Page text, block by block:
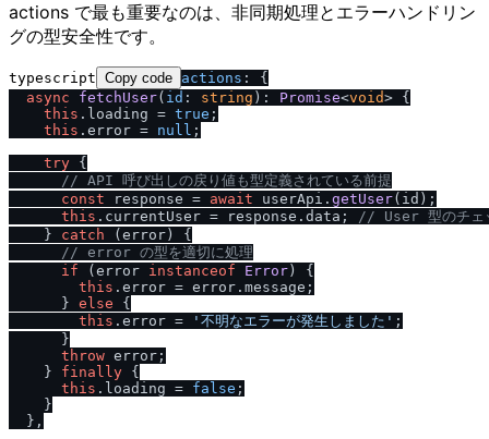
actions で最も重要なのは、非同期処理とエラーハンドリン
グの型安全性です。
typescript Copy code actions : {
async
fetchUser( id : string ): Promise<void> {
this . loading = true ;
this . error = null ;
try {
// API 呼び出しの戻り値も型定義されている前提
const response = await userApi. getUser(id);
this . currentUser = response. data ; // User 型のチェ
    }
catch (error) {
// error の型を適切に処理
if (error instanceof Error ) {
this . error = error. message ;
      }
else {
this . error = '不明なエラーが発生しました' ;
      }
throw error;
    }
finally {
this . loading = false ;
    }
  },